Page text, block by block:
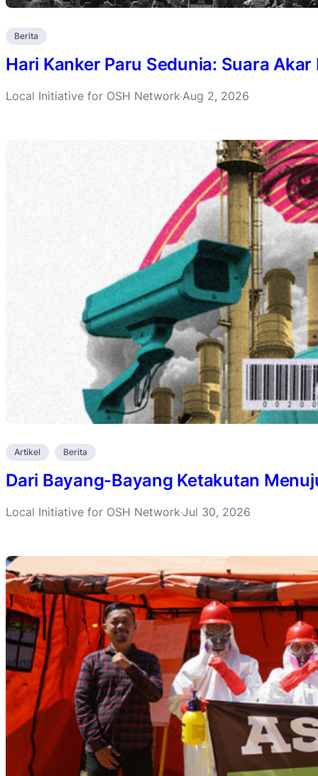
Berita
Hari Kanker Paru Sedunia: Suara
Local Initiative for OSH Network·Aug 2, 2026
Artikel Berita
Dari Bayang-Bayang Ketakutan
Local Initiative for OSH Network·Jul 30, 2026